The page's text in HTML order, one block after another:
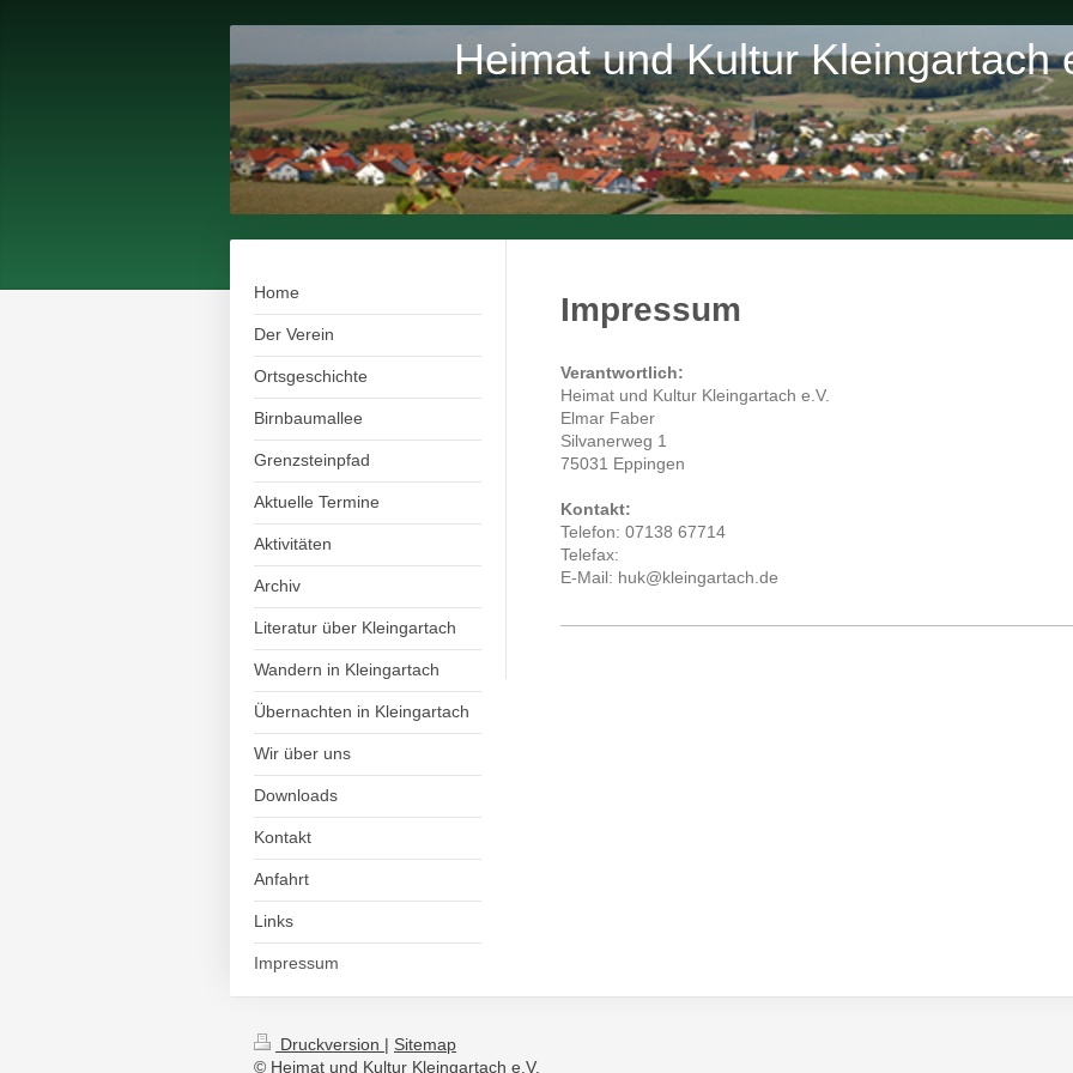
Heimat und Kultur Kleingartach
Home
Der Verein
Ortsgeschichte
Birnbaumallee
Grenzsteinpfad
Aktuelle Termine
Aktivitäten
Archiv
Literatur über Kleingartach
Wandern in Kleingartach
Übernachten in Kleingartach
Wir über uns
Downloads
Kontakt
Anfahrt
Links
Impressum
Impressum
Verantwortlich:
Heimat und Kultur Kleingartach e.V.
Elmar Faber
Silvanerweg 1
75031 Eppingen
Kontakt:
Telefon: 07138 67714
Telefax:
E-Mail: huk@kleingartach.de
Druckversion | Sitemap
© Heimat und Kultur Kleingartach e.V.